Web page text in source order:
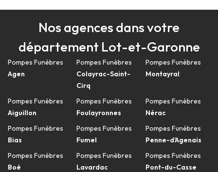
Nos agences dans votre
département Lot-et-Garonne
Pompes Funèbres
Agen
Pompes Funèbres
Aiguillon
Pompes Funèbres
Bias
Pompes Funèbres
Boé
Pompes Funèbres
Colayrac-Saint-
Cirq
Pompes Funèbres
Foulayronnes
Pompes Funèbres
Fumel
Pompes Funèbres
Lavardac
Pompes Funèbres
Montayral
Pompes Funèbres
Nérac
Pompes Funèbres
Penne-d'Agenais
Pompes Funèbres
Pont-du-Casse